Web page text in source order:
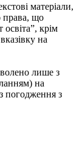
матеріали,
права, що
крім
на
лише з
на
погодження з